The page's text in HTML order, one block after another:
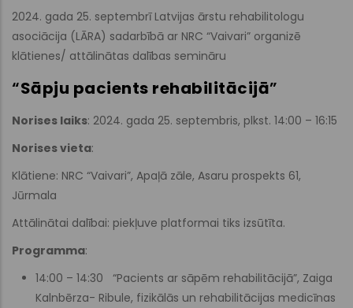
2024. gada 25. septembrī Latvijas ārstu rehabilitologu
asociācija (LĀRA) sadarbībā ar NRC “Vaivari” organizē
klātienes/ attālinātas dalības semināru
“Sāpju pacients rehabilitācijā”
Norises laiks: 2024. gada 25. septembris, plkst. 14:00 – 16:15
Norises vieta:
Klātiene: NRC “Vaivari”, Apaļā zāle, Asaru prospekts 61,
Jūrmala
Attālinātai dalībai: piekļuve platformai tiks izsūtīta.
Programma:
14:00 – 14:30 “Pacients ar sāpēm rehabilitācijā”, Zaiga
Kalnbērza- Ribule, fizikālās un rehabilitācijas medicīnas